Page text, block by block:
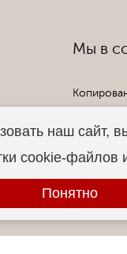
Мы в
наш сайт,
cookie-файлов
Понятно